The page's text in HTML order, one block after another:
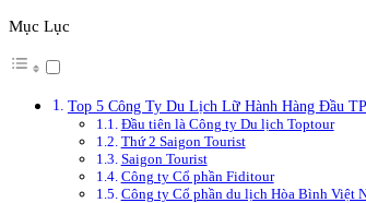
Mục Lục
Top 5 Công Ty Du Lịch Lữ Hành Hàng Đầu
Đầu tiên là Công ty Du lịch Toptour
Thứ 2 Saigon Tourist
Saigon Tourist
Công ty Cổ phần Fiditour
Công ty Cổ phần du lịch Hòa Bình Việt